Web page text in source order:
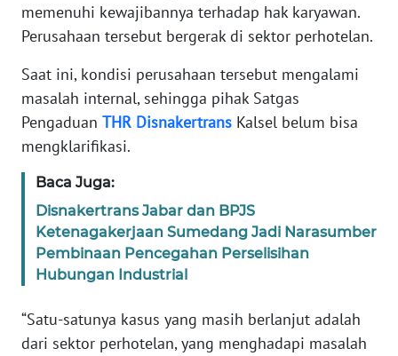
memenuhi kewajibannya terhadap hak karyawan.
Perusahaan tersebut bergerak di sektor perhotelan.
Saat ini, kondisi perusahaan tersebut mengalami
masalah internal, sehingga pihak Satgas
Pengaduan THR Disnakertrans Kalsel belum bisa
mengklarifikasi.
Baca Juga:
Disnakertrans Jabar dan BPJS
Ketenagakerjaan Sumedang Jadi Narasumber
Pembinaan Pencegahan Perselisihan
Hubungan Industrial
“Satu-satunya kasus yang masih berlanjut adalah
dari sektor perhotelan, yang menghadapi masalah
DISCLAIMER
Wahana
News
Regional
WN
SUMUT
WN
JAKARTA